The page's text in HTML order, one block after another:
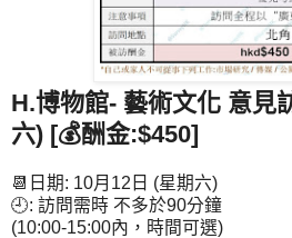
H.博物館- 藝術文化 意見
六) [💰酬金:$450]
📆日期: 10月12日 (星期六)
🕘: 訪問需時 不多於90分鐘
(10:00-15:00內，時間可選)